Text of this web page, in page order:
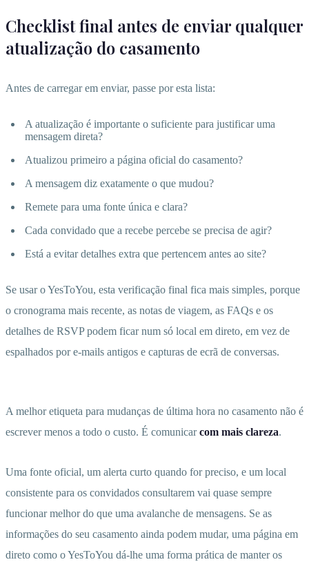
Checklist final antes de enviar qualquer
atualização do casamento
Antes de carregar em enviar, passe por esta lista:
A atualização é importante o suficiente para justificar uma
mensagem direta?
Atualizou primeiro a página oficial do casamento?
A mensagem diz exatamente o que mudou?
Remete para uma fonte única e clara?
Cada convidado que a recebe percebe se precisa de agir?
Está a evitar detalhes extra que pertencem antes ao site?
Se usar o YesToYou, esta verificação final fica mais simples, porque
o cronograma mais recente, as notas de viagem, as FAQs e os
detalhes de RSVP podem ficar num só local em direto, em vez de
espalhados por e-mails antigos e capturas de ecrã de conversas.
A melhor etiqueta para mudanças de última hora no casamento não é
escrever menos a todo o custo. É comunicarcom mais clareza.
Uma fonte oficial, um alerta curto quando for preciso, e um local
consistente para os convidados consultarem vai quase sempre
funcionar melhor do que uma avalanche de mensagens. Se as
informações do seu casamento ainda podem mudar, uma página em
direto como o YesToYou dá-lhe uma forma prática de manter os